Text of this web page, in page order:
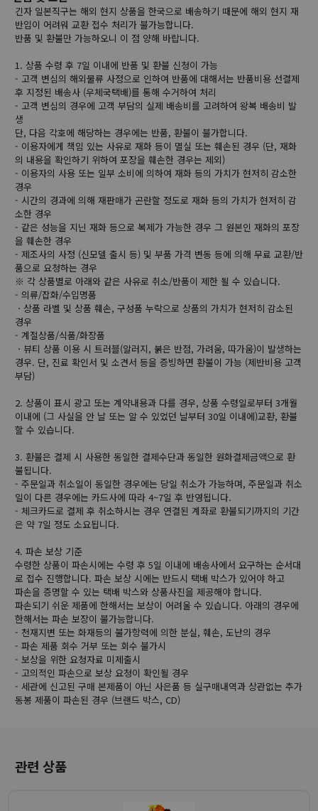
긴자 일본직구는 해외 현지 상품을 한국으로 배송하기 때문에 해외 현지 재
반입이 어려워 교환 접수 처리가 불가능합니다.
반품 및 환불만 가능하오니 이 점 양해 바랍니다.
1. 상품 수령 후 7일 이내에 반품 및 환불 신청이 가능
- 고객 변심의 해외물류 사정으로 인하여 반품에 대해서는 반품비용 선결제
후 지정된 배송사 (우체국택배)를 통해 수거하여 처리
- 고객 변심의 경우에 고객 부담의 실제 배송비를 고려하여 왕복 배송비 발
생
단, 다음 각호에 해당하는 경우에는 반품, 환불이 불가합니다.
- 이용자에게 책임 있는 사유로 재화 등이 멸실 또는 훼손된 경우 (단, 재화
의 내용을 확인하기 위하여 포장을 훼손한 경우는 제외)
- 이용자의 사용 또는 일부 소비에 의하여 재화 등의 가치가 현저히 감소한
경우
- 시간의 경과에 의해 재판매가 곤란할 정도로 재화 등의 가치가 현저히 감
소한 경우
- 같은 성능을 지닌 재화 등으로 복제가 가능한 경우 그 원본인 재화의 포장
을 훼손한 경우
- 제조사의 사정 (신모델 출시 등) 및 부품 가격 변동 등에 의해 무료 교환/반
품으로 요청하는 경우
※ 각 상품별로 아래와 같은 사유로 취소/반품이 제한 될 수 있습니다.
- 의류/잡화/수입명품
ㆍ상품 라벨 및 상품 훼손, 구성품 누락으로 상품의 가치가 현저히 감소된
경우
- 계절상품/식품/화장품
ㆍ뷰티 상품 이용 시 트러블(알러지, 붉은 반점, 가려움, 따가움)이 발생하는
경우. 단, 진료 확인서 및 소견서 등을 증빙하면 환불이 가능 (제반비용 고객
부담)
2. 상품이 표시 광고 또는 계약내용과 다를 경우, 상품 수령일로부터 3개월
이내에 (그 사실을 안 날 또는 알 수 있었던 날부터 30일 이내에)교환, 환불
할 수 있습니다.
3. 환불은 결제 시 사용한 동일한 결제수단과 동일한 원화결제금액으로 환
불됩니다.
- 주문일과 취소일이 동일한 경우에는 당일 취소가 가능하며, 주문일과 취소
일이 다른 경우에는 카드사에 따라 4~7일 후 반영됩니다.
- 체크카드로 결제 후 취소하시는 경우 연결된 계좌로 환불되기까지의 기간
은 약 7일 정도 소요됩니다.
4. 파손 보상 기준
수령한 상품이 파손시에는 수령 후 5일 이내에 배송사에서 요구하는 순서대
로 접수 진행합니다. 파손 보상 시에는 반드시 택배 박스가 있어야 하고
파손을 증명할 수 있는 택배 박스와 상품사진을 제공해야 합니다.
파손되기 쉬운 제품에 한해서는 보상이 어려울 수 있습니다. 아래의 경우에
한해서는 파손 보장이 불가능합니다.
- 천재지변 또는 화재등의 불가항력에 의한 분실, 훼손, 도난의 경우
- 파손 제품 회수 거부 또는 회수 불가시
- 보상을 위한 요청자료 미제출시
- 고의적인 파손으로 보상 요청이 확인될 경우
- 세관에 신고된 구매 본제품이 아닌 사은품 등 실구매내역과 상관없는 추가
동봉 제품이 파손된 경우 (브랜드 박스, CD)
관련 상품